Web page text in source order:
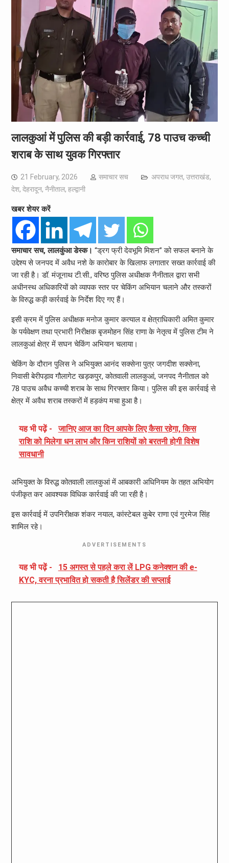
लालकुआं में पुलिस की बड़ी कार्रवाई, 78 पाउच कच्ची
शराब के साथ युवक गिरफ्तार
21 February, 2026 समाचार सच अपराध जगत, उत्तराखंड,
देश, देहरादून, नैनीताल, हल्द्वानी
खबर शेयर करें
समाचार सच, लालकुंआ डेस्क। “ड्रग फ्री देवभूमि मिशन” को सफल बनाने के
उद्देश्य से जनपद में अवैध नशे के कारोबार के खिलाफ लगातार सख्त कार्रवाई की
जा रही है। डॉ. मंजूनाथ टी.सी., वरिष्ठ पुलिस अधीक्षक नैनीताल द्वारा सभी
अधीनस्थ अधिकारियों को व्यापक स्तर पर चेकिंग अभियान चलाने और तस्करों
के विरुद्ध कड़ी कार्रवाई के निर्देश दिए गए हैं।
इसी क्रम में पुलिस अधीक्षक मनोज कुमार कत्याल व क्षेत्राधिकारी अमित कुमार
के पर्यवेक्षण तथा प्रभारी निरीक्षक बृजमोहन सिंह राणा के नेतृत्व में पुलिस टीम ने
लालकुआं क्षेत्र में सघन चेकिंग अभियान चलाया।
चेकिंग के दौरान पुलिस ने अभियुक्त आनंद सक्सेना पुत्र जगदीश सक्सेना,
निवासी बेरीपड़ाव गौलागेट खड़कपुर, कोतवाली लालकुआं, जनपद नैनीताल को
78 पाउच अवैध कच्ची शराब के साथ गिरफ्तार किया। पुलिस की इस कार्रवाई से
क्षेत्र में अवैध शराब तस्करों में हड़कंप मचा हुआ है।
यह भी पढ़ें -
जानिए आज का दिन आपके लिए कैसा रहेगा, किस
राशि को मिलेगा धन लाभ और किन राशियों को बरतनी होगी विशेष
सावधानी
अभियुक्त के विरुद्ध कोतवाली लालकुआं में आबकारी अधिनियम के तहत अभियोग
पंजीकृत कर आवश्यक विधिक कार्रवाई की जा रही है।
इस कार्रवाई में उपनिरीक्षक शंकर नयाल, कांस्टेबल कुबेर राणा एवं गुरमेज सिंह
शामिल रहे।
ADVERTISEMENTS
यह भी पढ़ें -
15 अगस्त से पहले करा लें LPG कनेक्शन की e-
KYC, वरना प्रभावित हो सकती है सिलेंडर की सप्लाई